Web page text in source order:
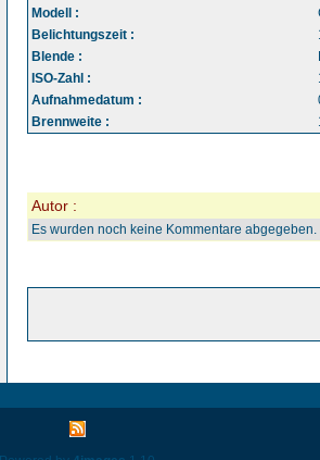
Modell :
Belichtungszeit :
Blende :
ISO-Zahl :
Aufnahmedatum :
Brennweite :
Autor :
Es wurden noch keine Kommentare abgegeben.